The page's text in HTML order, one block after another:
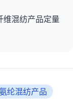
混纺产品定量
纶混纺产品